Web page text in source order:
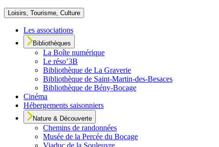
Loisirs, Tourisme, Culture
Les associations
Bibliothèques
La Boîte numérique
Le réso’3B
Bibliothèque de La Graverie
Bibliothèque de Saint-Martin-des-Besaces
Bibliothèque de Bény-Bocage
Cinéma
Hébergements saisonniers
Nature & Découverte
Chemins de randonnées
Musée de la Percée du Bocage
Viaduc de la Souleuvre